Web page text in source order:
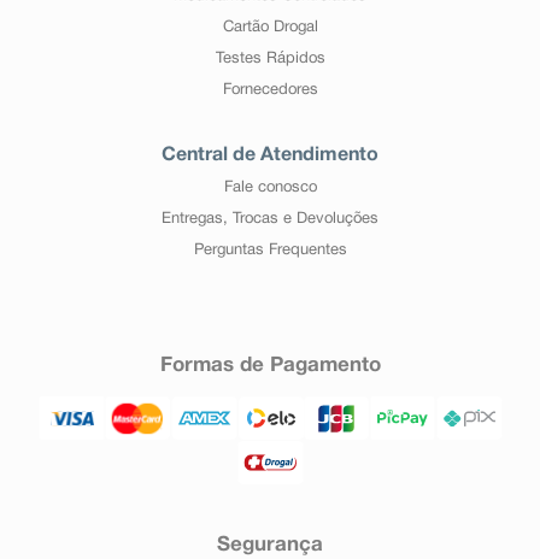
Cartão Drogal
Testes Rápidos
Fornecedores
Central de Atendimento
Fale conosco
Entregas, Trocas e Devoluções
Perguntas Frequentes
Formas de Pagamento
Segurança